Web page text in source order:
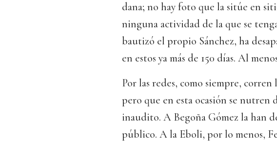
dana; no hay foto que la sitúe en
ninguna actividad de la que se
bautizó el propio Sánchez, ha
en estos ya más de 150 días. Al
Por las redes, como siempre,
pero que en esta ocasión se
inaudito. A Begoña Gómez la han
público. A la Eboli, por lo menos,